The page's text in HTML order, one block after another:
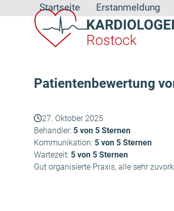
to
Startseite Erstanmeldung
Patientenbewertung
27. Oktober 2025
Behandler: 5 von 5 Sternen
Kommunikation: 5 von 5 Sternen
Wartezeit: 5 von 5 Sternen
Gut organisierte Praxis, alle sehr